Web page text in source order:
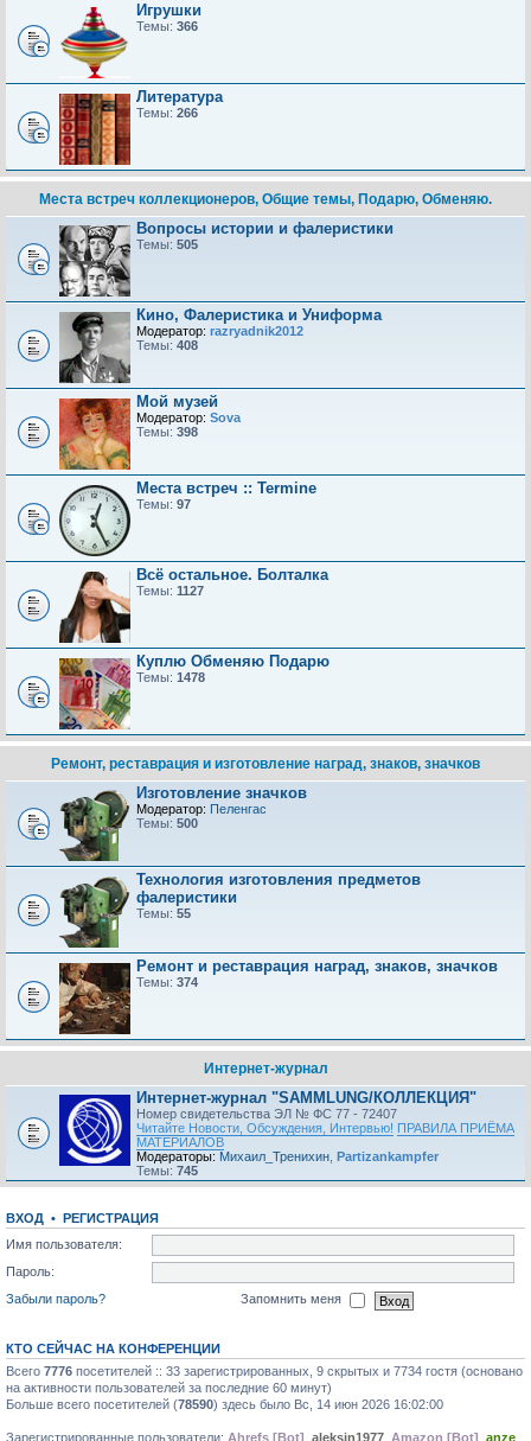
Игрушки
Темы: 366
Литература
Темы: 266
Места встреч коллекционеров, Общие темы, Подарю, Обменяю.
Вопросы истории и фалеристики
Темы: 505
Кино, Фалеристика и Униформа
Модератор: razryadnik2012
Темы: 408
Мой музей
Модератор: Sova
Темы: 398
Места встреч :: Termine
Темы: 97
Всё остальное. Болталка
Темы: 1127
Куплю Обменяю Подарю
Темы: 1478
Ремонт, реставрация и изготовление наград, знаков, значков
Изготовление значков
Модератор: Пеленгас
Темы: 500
Технология изготовления предметов
фалеристики
Темы: 55
Ремонт и реставрация наград, знаков, значков
Темы: 374
Интернет-журнал
Интернет-журнал "SAMMLUNG/КОЛЛЕКЦИЯ"
Номер свидетельства ЭЛ № ФС 77 - 72407
Читайте Новости, Обсуждения, Интервью! ПРАВИЛА ПРИЁМА
МАТЕРИАЛОВ
Модераторы: Михаил_Тренихин Partizankampfer
Темы: 745
ВХОД • РЕГИСТРАЦИЯ
Имя пользователя:
Пароль:
Забыли пароль?
Запомнить меня
КТО СЕЙЧАС НА КОНФЕРЕНЦИИ
Всего 7776 посетителей :: 33 зарегистрированных, 9 скрытых и 7734 гостя (основано
на активности пользователей за последние 60 минут)
Больше всего посетителей (78590) здесь было Вс, 14 июн 2026 16:02:00
Зарегистрированные пользователи: Ahrefs [Bot] aleksin1977 Amazon [Bot] anze